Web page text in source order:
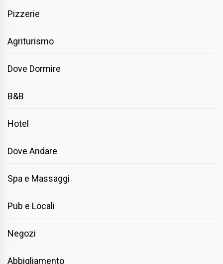
Pizzerie
Agriturismo
Dove Dormire
B&B
Hotel
Dove Andare
Spa e Massaggi
Pub e Locali
Negozi
Abbigliamento